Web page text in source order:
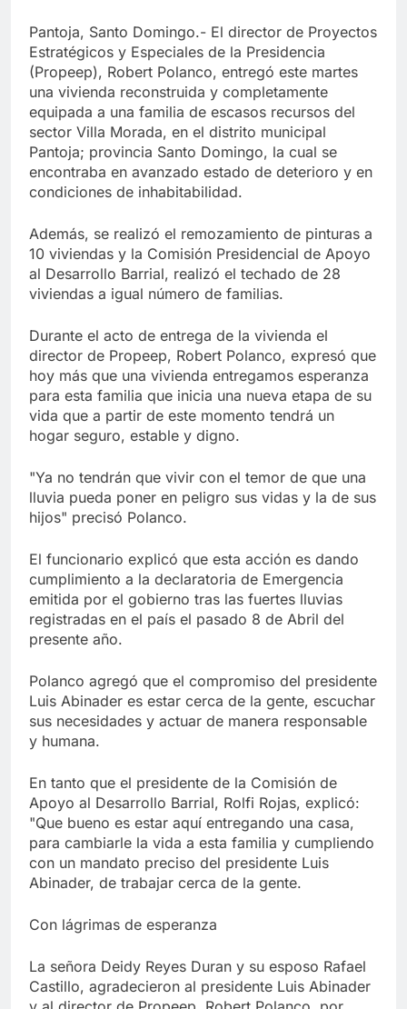
Pantoja, Santo Domingo.- El director de Proyectos
Estratégicos y Especiales de la Presidencia
(Propeep), Robert Polanco, entregó este martes
una vivienda reconstruida y completamente
equipada a una familia de escasos recursos del
sector Villa Morada, en el distrito municipal
Pantoja; provincia Santo Domingo, la cual se
encontraba en avanzado estado de deterioro y en
condiciones de inhabitabilidad.
Además, se realizó el remozamiento de pinturas a
10 viviendas y la Comisión Presidencial de Apoyo
al Desarrollo Barrial, realizó el techado de 28
viviendas a igual número de familias.
Durante el acto de entrega de la vivienda el
director de Propeep, Robert Polanco, expresó que
hoy más que una vivienda entregamos esperanza
para esta familia que inicia una nueva etapa de su
vida que a partir de este momento tendrá un
hogar seguro, estable y digno.
"Ya no tendrán que vivir con el temor de que una
lluvia pueda poner en peligro sus vidas y la de sus
hijos" precisó Polanco.
El funcionario explicó que esta acción es dando
cumplimiento a la declaratoria de Emergencia
emitida por el gobierno tras las fuertes lluvias
registradas en el país el pasado 8 de Abril del
presente año.
Polanco agregó que el compromiso del presidente
Luis Abinader es estar cerca de la gente, escuchar
sus necesidades y actuar de manera responsable
y humana.
En tanto que el presidente de la Comisión de
Apoyo al Desarrollo Barrial, Rolfi Rojas, explicó:
"Que bueno es estar aquí entregando una casa,
para cambiarle la vida a esta familia y cumpliendo
con un mandato preciso del presidente Luis
Abinader, de trabajar cerca de la gente.
Con lágrimas de esperanza
La señora Deidy Reyes Duran y su esposo Rafael
Castillo, agradecieron al presidente Luis Abinader